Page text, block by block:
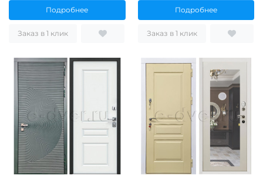
Подробнее
Заказ в 1 клик
Подробнее
Заказ в 1 клик